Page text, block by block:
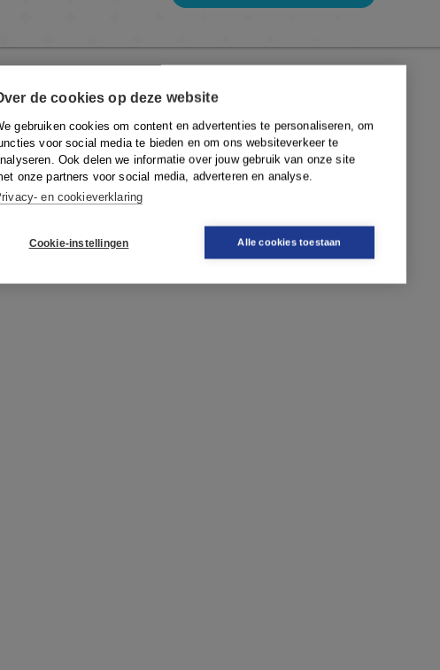
de cookies op deze website
gebruiken cookies om content en advertenties te personaliseren, om
voor social media te bieden en om ons websiteverkeer te
Ook delen we informatie over jouw gebruik van onze site
onze partners voor social media, adverteren en analyse.
en cookieverklaring
Cookie-instellingen Alle cookies toestaan